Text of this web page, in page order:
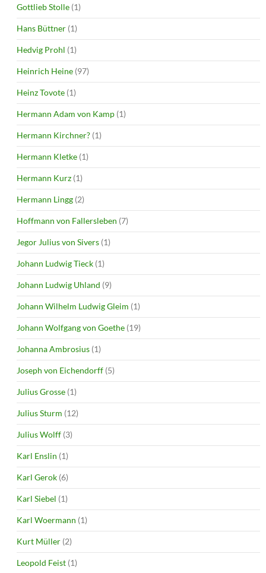
Gottlieb Stolle (1)
Hans Büttner (1)
Hedvig Prohl (1)
Heinrich Heine (97)
Heinz Tovote (1)
Hermann Adam von Kamp (1)
Hermann Kirchner? (1)
Hermann Kletke (1)
Hermann Kurz (1)
Hermann Lingg (2)
Hoffmann von Fallersleben (7)
Jegor Julius von Sivers (1)
Johann Ludwig Tieck (1)
Johann Ludwig Uhland (9)
Johann Wilhelm Ludwig Gleim (1)
Johann Wolfgang von Goethe (19)
Johanna Ambrosius (1)
Joseph von Eichendorff (5)
Julius Grosse (1)
Julius Sturm (12)
Julius Wolff (3)
Karl Enslin (1)
Karl Gerok (6)
Karl Siebel (1)
Karl Woermann (1)
Kurt Müller (2)
Leopold Feist (1)